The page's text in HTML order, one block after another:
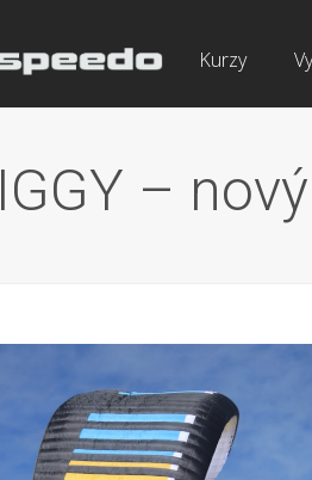
Kurzy
IGGY –